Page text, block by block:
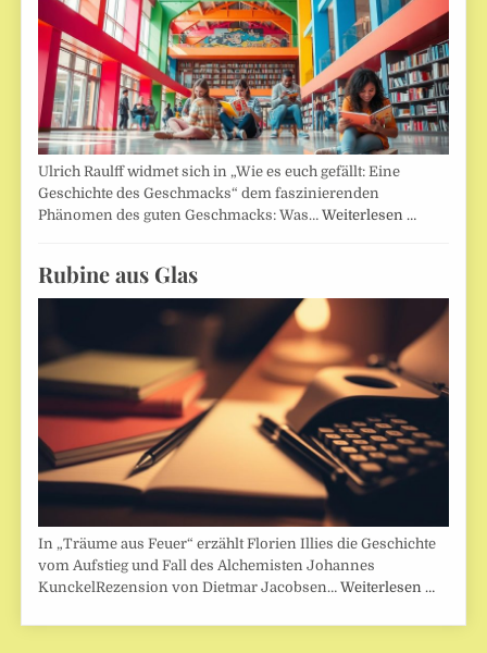
Ulrich Raulff widmet sich in „Wie es euch gefällt: Eine
Geschichte des Geschmacks“ dem faszinierenden
Phänomen des guten Geschmacks: Was…Weiterlesen …
Rubine aus Glas
In „Träume aus Feuer“ erzählt Florien Illies die Geschichte
vom Aufstieg und Fall des Alchemisten Johannes
KunckelRezension von Dietmar Jacobsen…Weiterlesen …